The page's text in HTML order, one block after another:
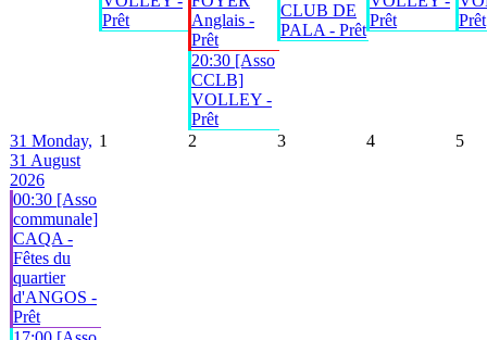
Prêt
Anglais -
Prêt
20:30 [Asso
CCLB]
VOLLEY -
Prêt
CLUB DE
PALA - Prêt
Prêt
Prêt
31 Monday,
31 August
2026
00:30 [Asso
communale]
CAQA -
Fêtes du
quartier
d'ANGOS -
Prêt
1 2 3 4 5